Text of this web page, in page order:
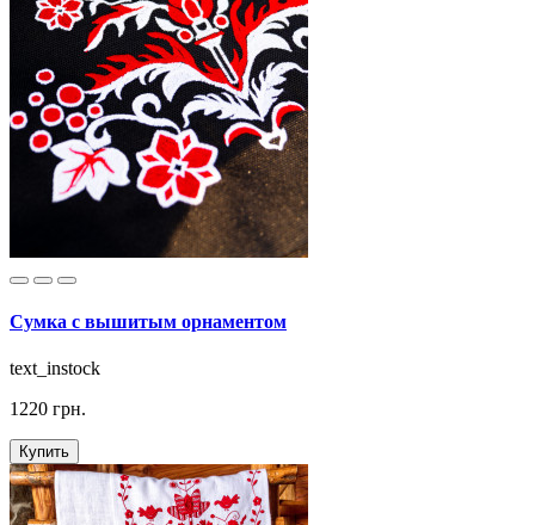
Сумка с вышитым орнаментом
text_instock
1220 грн.
Купить